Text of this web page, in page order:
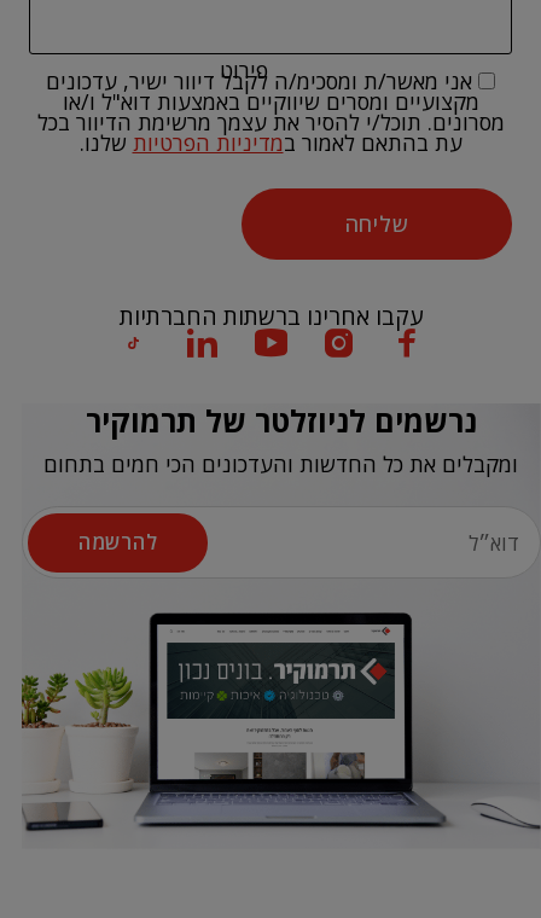
פירוט
אני מאשר/ת ומסכימ/ה לקבל דיוור ישיר, עדכונים
מקצועיים ומסרים שיווקיים באמצעות דוא"ל ו/או
מסרונים. תוכל/י להסיר את עצמך מרשימת הדיוור בכל
עת בהתאם לאמור במדיניות הפרטיות שלנו.
שליחה
עקבו אחרינו ברשתות החברתיות
נרשמים לניוזלטר של תרמוקיר
ומקבלים את כל החדשות והעדכונים הכי חמים בתחום
להרשמה